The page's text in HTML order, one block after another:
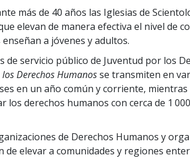
más de 40 años las Iglesias de
elevan de manera efectiva el nivel de
a jóvenes y adultos.
de servicio público de Juventud por los
Derechos Humanosse transmiten en
en un año común y corriente,
derechos humanos con cerca de 1
de Derechos Humanos y
de elevar a comunidades y regiones